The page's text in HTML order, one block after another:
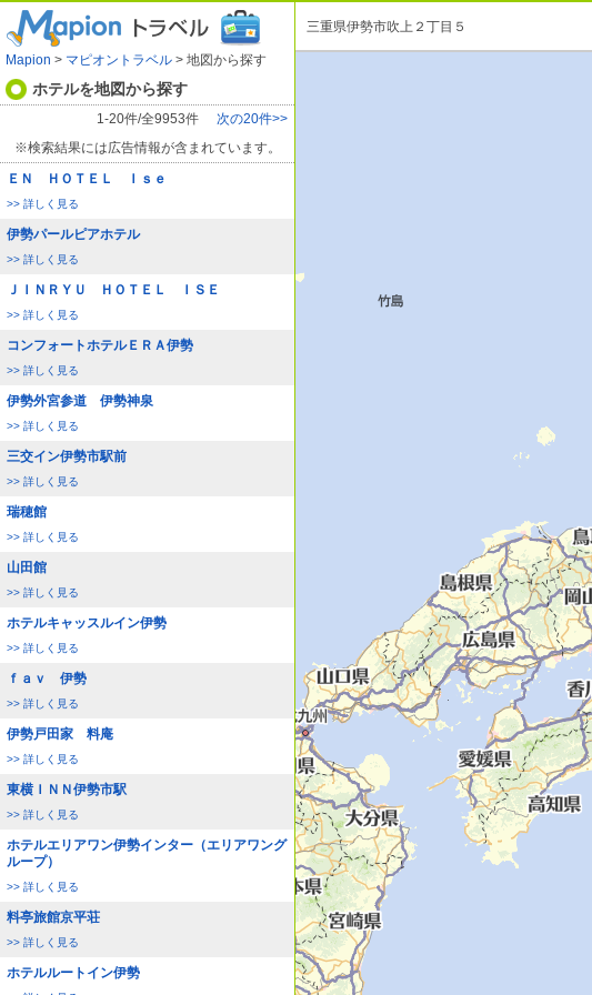
Mapion > マピオントラベル > 地図から探す
ホテルを地図から探す
1-20件/全9953件
次の20件>>
※検索結果には広告情報が含まれています。
ＥＮ ＨＯＴＥＬ Ｉｓｅ
>> 詳しく見る
伊勢パールピアホテル
>> 詳しく見る
ＪＩＮＲＹＵ ＨＯＴＥＬ ＩＳＥ
>> 詳しく見る
コンフォートホテルＥＲＡ伊勢
>> 詳しく見る
伊勢外宮参道 伊勢神泉
>> 詳しく見る
三交イン伊勢市駅前
>> 詳しく見る
瑞穂館
>> 詳しく見る
山田館
>> 詳しく見る
ホテルキャッスルイン伊勢
>> 詳しく見る
ｆａｖ 伊勢
>> 詳しく見る
伊勢戸田家 料庵
>> 詳しく見る
東横ＩＮＮ伊勢市駅
>> 詳しく見る
ホテルエリアワン伊勢インター（エリアワング
ループ）
>> 詳しく見る
料亭旅館京平荘
>> 詳しく見る
ホテルルートイン伊勢
三重県伊勢市吹上２丁目５